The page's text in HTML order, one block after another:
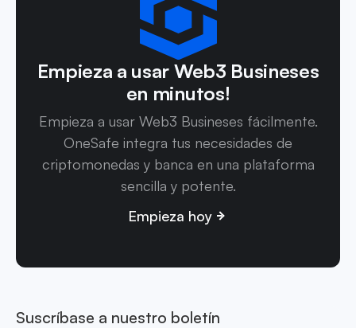
Empieza a usar Web3 Busineses
en minutos!
Empieza a usar Web3 Busineses fácilmente.
OneSafe integra tus necesidades de
criptomonedas y banca en una plataforma
sencilla y potente.
Empieza hoy
Suscríbase a nuestro boletín